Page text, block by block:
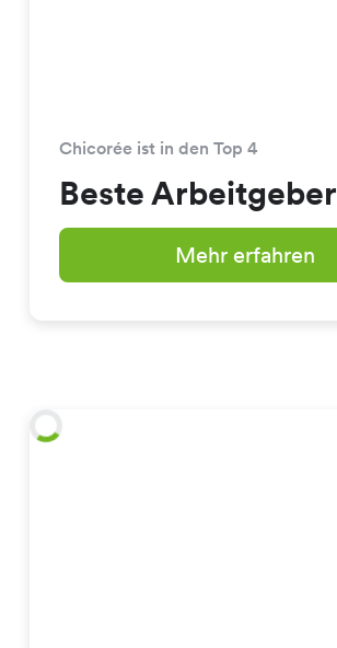
Chicorée ist in den Top 4
Beste Arbeitgeber
Mehr erfahren